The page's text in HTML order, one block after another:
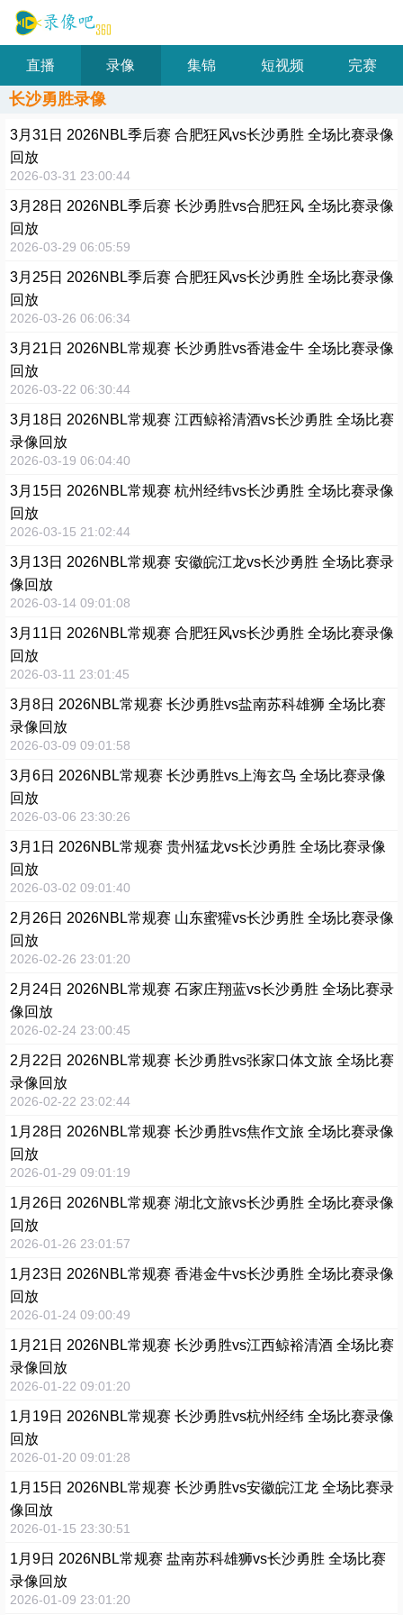
直播 录像 集锦 短视频 完赛
长沙勇胜录像
3月31日 2026NBL季后赛 合肥狂风vs长沙勇胜 全场比赛录像
回放
2026-03-31 23:00:44
3月28日 2026NBL季后赛 长沙勇胜vs合肥狂风 全场比赛录像
回放
2026-03-29 06:05:59
3月25日 2026NBL季后赛 合肥狂风vs长沙勇胜 全场比赛录像
回放
2026-03-26 06:06:34
3月21日 2026NBL常规赛 长沙勇胜vs香港金牛 全场比赛录像
回放
2026-03-22 06:30:44
3月18日 2026NBL常规赛 江西鲸裕清酒vs长沙勇胜 全场比赛
录像回放
2026-03-19 06:04:40
3月15日 2026NBL常规赛 杭州经纬vs长沙勇胜 全场比赛录像
回放
2026-03-15 21:02:44
3月13日 2026NBL常规赛 安徽皖江龙vs长沙勇胜 全场比赛录
像回放
2026-03-14 09:01:08
3月11日 2026NBL常规赛 合肥狂风vs长沙勇胜 全场比赛录像
回放
2026-03-11 23:01:45
3月8日 2026NBL常规赛 长沙勇胜vs盐南苏科雄狮 全场比赛
录像回放
2026-03-09 09:01:58
3月6日 2026NBL常规赛 长沙勇胜vs上海玄鸟 全场比赛录像
回放
2026-03-06 23:30:26
3月1日 2026NBL常规赛 贵州猛龙vs长沙勇胜 全场比赛录像
回放
2026-03-02 09:01:40
2月26日 2026NBL常规赛 山东蜜獾vs长沙勇胜 全场比赛录像
回放
2026-02-26 23:01:20
2月24日 2026NBL常规赛 石家庄翔蓝vs长沙勇胜 全场比赛录
像回放
2026-02-24 23:00:45
2月22日 2026NBL常规赛 长沙勇胜vs张家口体文旅 全场比赛
录像回放
2026-02-22 23:02:44
1月28日 2026NBL常规赛 长沙勇胜vs焦作文旅 全场比赛录像
回放
2026-01-29 09:01:19
1月26日 2026NBL常规赛 湖北文旅vs长沙勇胜 全场比赛录像
回放
2026-01-26 23:01:57
1月23日 2026NBL常规赛 香港金牛vs长沙勇胜 全场比赛录像
回放
2026-01-24 09:00:49
1月21日 2026NBL常规赛 长沙勇胜vs江西鲸裕清酒 全场比赛
录像回放
2026-01-22 09:01:20
1月19日 2026NBL常规赛 长沙勇胜vs杭州经纬 全场比赛录像
回放
2026-01-20 09:01:28
1月15日 2026NBL常规赛 长沙勇胜vs安徽皖江龙 全场比赛录
像回放
2026-01-15 23:30:51
1月9日 2026NBL常规赛 盐南苏科雄狮vs长沙勇胜 全场比赛
录像回放
2026-01-09 23:01:20